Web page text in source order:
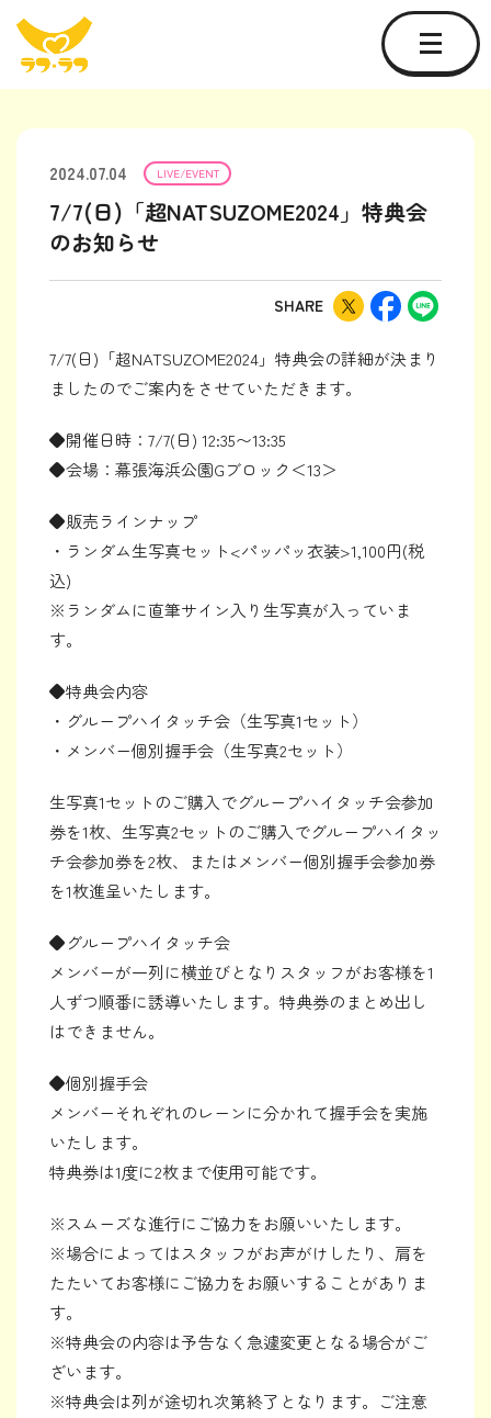
2024.07.04 LIVE/EVENT
7/7(日)「超NATSUZOME2024」特典会
のお知らせ
SHARE
7/7(日)「超NATSUZOME2024」特典会の詳細が決まり
ましたのでご案内をさせていただきます。
◆開催日時：7/7(日) 12:35〜13:35
◆会場：幕張海浜公園Gブロック＜13＞
◆販売ラインナップ
・ランダム生写真セット<パッパッ衣装>1,100円(税
込)
※ランダムに直筆サイン入り生写真が入っていま
す。
◆特典会内容
・グループハイタッチ会（生写真1セット）
・メンバー個別握手会（生写真2セット）
生写真1セットのご購入でグループハイタッチ会参加
券を1枚、生写真2セットのご購入でグループハイタッ
チ会参加券を2枚、またはメンバー個別握手会参加券
を1枚進呈いたします。
◆グループハイタッチ会
メンバーが一列に横並びとなりスタッフがお客様を1
人ずつ順番に誘導いたします。特典券のまとめ出し
はできません。
◆個別握手会
メンバーそれぞれのレーンに分かれて握手会を実施
いたします。
特典券は1度に2枚まで使用可能です。
※スムーズな進行にご協力をお願いいたします。
※場合によってはスタッフがお声がけしたり、肩を
たたいてお客様にご協力をお願いすることがありま
す。
※特典会の内容は予告なく急遽変更となる場合がご
ざいます。
※特典会は列が途切れ次第終了となります。ご注意